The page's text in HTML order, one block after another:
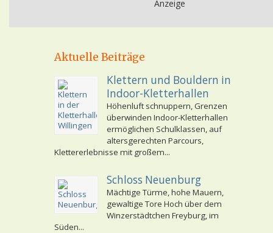
Anzeige
Aktuelle Beiträge
Klettern und Bouldern in
Indoor-Kletterhallen
Höhenluft schnuppern, Grenzen
überwinden Indoor-Kletterhallen
ermöglichen Schulklassen, auf
altersgerechten Parcours,
Klettererlebnisse mit großem...
Schloss Neuenburg
Mächtige Türme, hohe Mauern,
gewaltige Tore Hoch über dem
Winzerstädtchen Freyburg, im
Süden...